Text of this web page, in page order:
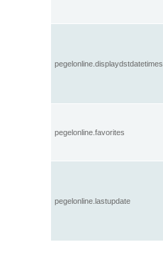
pegelonline.displaydstdatetimes
pegelonline.favorites
pegelonline.lastupdate